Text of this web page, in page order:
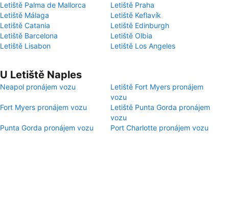
Letiště Palma de Mallorca
Letiště Praha
Letiště Málaga
Letiště Keflavík
Letiště Catania
Letiště Edinburgh
Letiště Barcelona
Letiště Olbia
Letiště Lisabon
Letiště Los Angeles
U Letiště Naples
Neapol pronájem vozu
Letiště Fort Myers pronájem
vozu
Fort Myers pronájem vozu
Letiště Punta Gorda pronájem
vozu
Punta Gorda pronájem vozu
Port Charlotte pronájem vozu